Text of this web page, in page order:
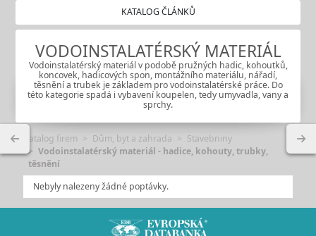
KATALOG ČLÁNKŮ
VODOINSTALATÉRSKÝ MATERIÁL
Vodoinstalatérský materiál v podobě pružných hadic, kohoutků,
koncovek, hadicových spon, montážního materiálu, nářadí,
těsnění a trubek je základem pro vodoinstalatérské práce. Do
této kategorie spadá i vybavení koupelen, tedy umyvadla, vany a
sprchy.
Katalog firem Dům, byt a zahrada
Stavebniny
Vodoinstalatérský materiál - hadice, kohouty, trubky,
těsnění
Nebyly nalezeny žádné poptávky.